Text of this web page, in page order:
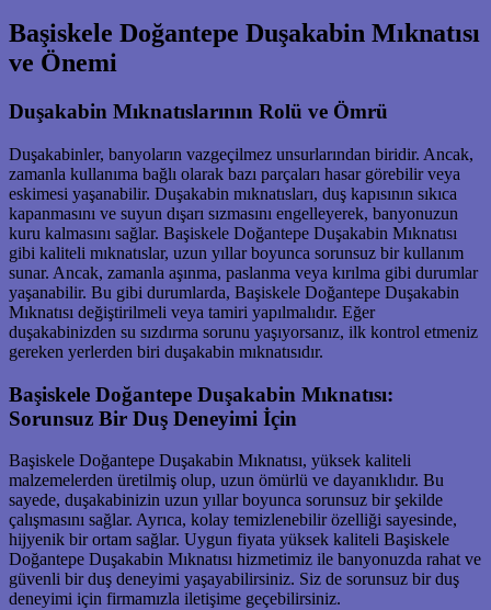
Başiskele Doğantepe Duşakabin Mıknatısı
ve Önemi
Duşakabin Mıknatıslarının Rolü ve Ömrü
Duşakabinler, banyoların vazgeçilmez unsurlarından biridir. Ancak,
zamanla kullanıma bağlı olarak bazı parçaları hasar görebilir veya
eskimesi yaşanabilir. Duşakabin mıknatısları, duş kapısının sıkıca
kapanmasını ve suyun dışarı sızmasını engelleyerek, banyonuzun
kuru kalmasını sağlar. Başiskele Doğantepe Duşakabin Mıknatısı
gibi kaliteli mıknatıslar, uzun yıllar boyunca sorunsuz bir kullanım
sunar. Ancak, zamanla aşınma, paslanma veya kırılma gibi durumlar
yaşanabilir. Bu gibi durumlarda, Başiskele Doğantepe Duşakabin
Mıknatısı değiştirilmeli veya tamiri yapılmalıdır. Eğer
duşakabinizden su sızdırma sorunu yaşıyorsanız, ilk kontrol etmeniz
gereken yerlerden biri duşakabin mıknatısıdır.
Başiskele Doğantepe Duşakabin Mıknatısı:
Sorunsuz Bir Duş Deneyimi İçin
Başiskele Doğantepe Duşakabin Mıknatısı, yüksek kaliteli
malzemelerden üretilmiş olup, uzun ömürlü ve dayanıklıdır. Bu
sayede, duşakabinizin uzun yıllar boyunca sorunsuz bir şekilde
çalışmasını sağlar. Ayrıca, kolay temizlenebilir özelliği sayesinde,
hijyenik bir ortam sağlar. Uygun fiyata yüksek kaliteli Başiskele
Doğantepe Duşakabin Mıknatısı hizmetimiz ile banyonuzda rahat ve
güvenli bir duş deneyimi yaşayabilirsiniz. Siz de sorunsuz bir duş
deneyimi için firmamızla iletişime geçebilirsiniz.